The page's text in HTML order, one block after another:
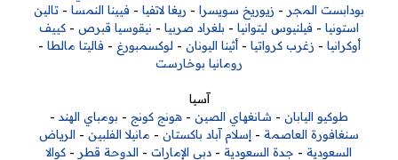
بودابست المجر - زيوريخ سويسرا - ريغا لاتفيا - فيينا النمسا - تالين
استونيا - فيلنيوس ليتوانيا - بلغراد صربيا - نيقوسيا قبرص - كييف
أوكرانيا - زغرب كرواتيا -أثينا اليونان - لوكسمبورغ - فاليتا مالطا -
رومانيا بوخارست
آسيا
طوكيو اليابان - شانغهاي الصين - هونج كونج - بومباي الهند -
سنغافورة العاصمة - إسلام آباد باكستان - مانيلا الفلبين - الرياض
السعودية - جدة السعودية - دبي الإمارات - الدوحة قطر - كوالا